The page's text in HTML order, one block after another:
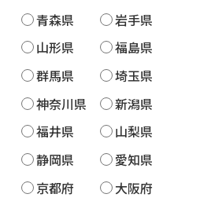
青森県
岩手県
山形県
福島県
群馬県
埼玉県
神奈川県
新潟県
福井県
山梨県
静岡県
愛知県
京都府
大阪府